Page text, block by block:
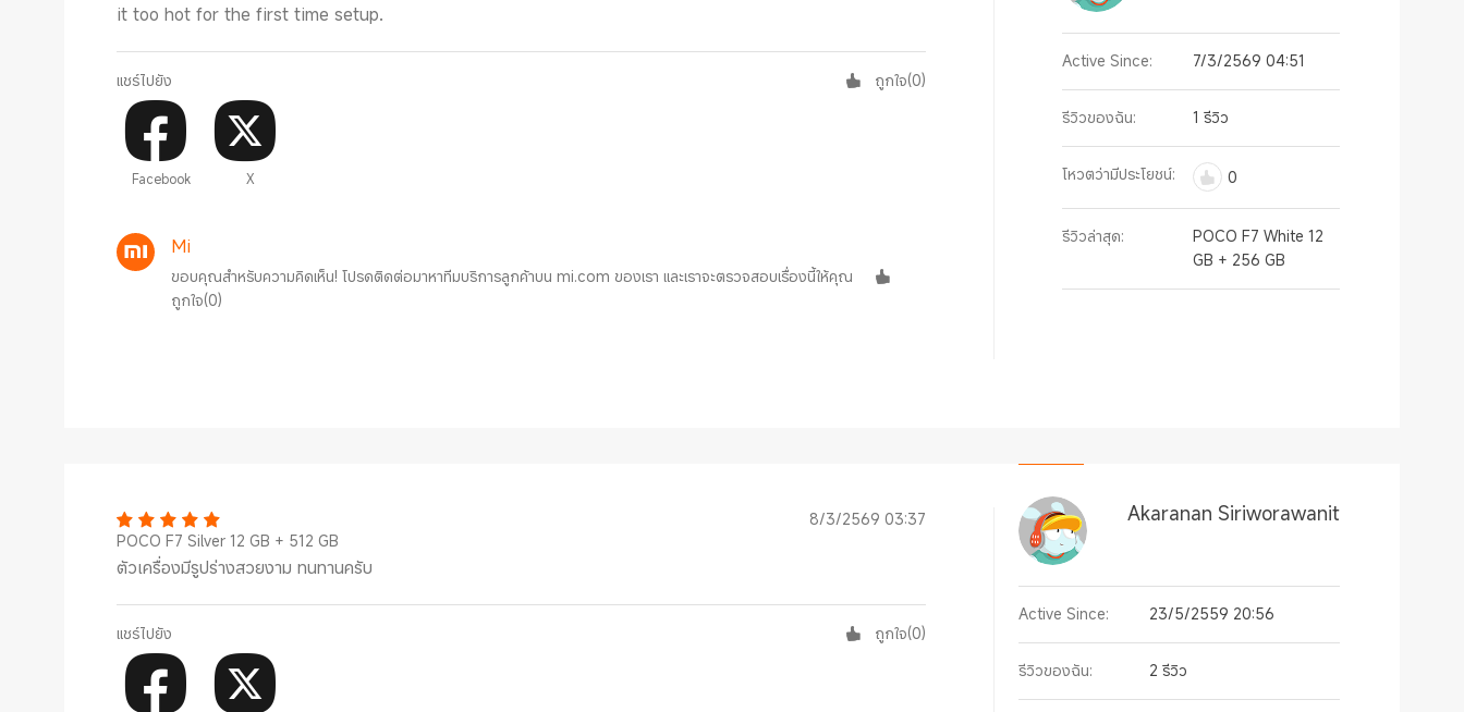
it too hot for the first time setup.
แชร์ไปยัง
Facebook X
ถูกใจ(0)
Mi
ขอบคุณสำหรับความคิดเห็น! โปรดติดต่อมาหาทีมบริการลูกค้าบน mi.com ของเรา และเราจะตรวจสอบเรื่องนี้ให้คุณ
ถูกใจ(0)
Active Since: 7/3/2569 04:51
รีวิวของฉัน: 1 รีวิว
โหวตว่ามีประโยชน์: 0
รีวิวล่าสุด:
POCO F7 White 12
GB + 256 GB
8/3/2569 03:37
POCO F7 Silver 12 GB + 512 GB
ตัวเครื่องมีรูปร่างสวยงาม ทนทานครับ
แชร์ไปยัง ถูกใจ(0)
Akaranan Siriworawanit
Active Since: 23/5/2559 20:56
รีวิวของฉัน: 2 รีวิว